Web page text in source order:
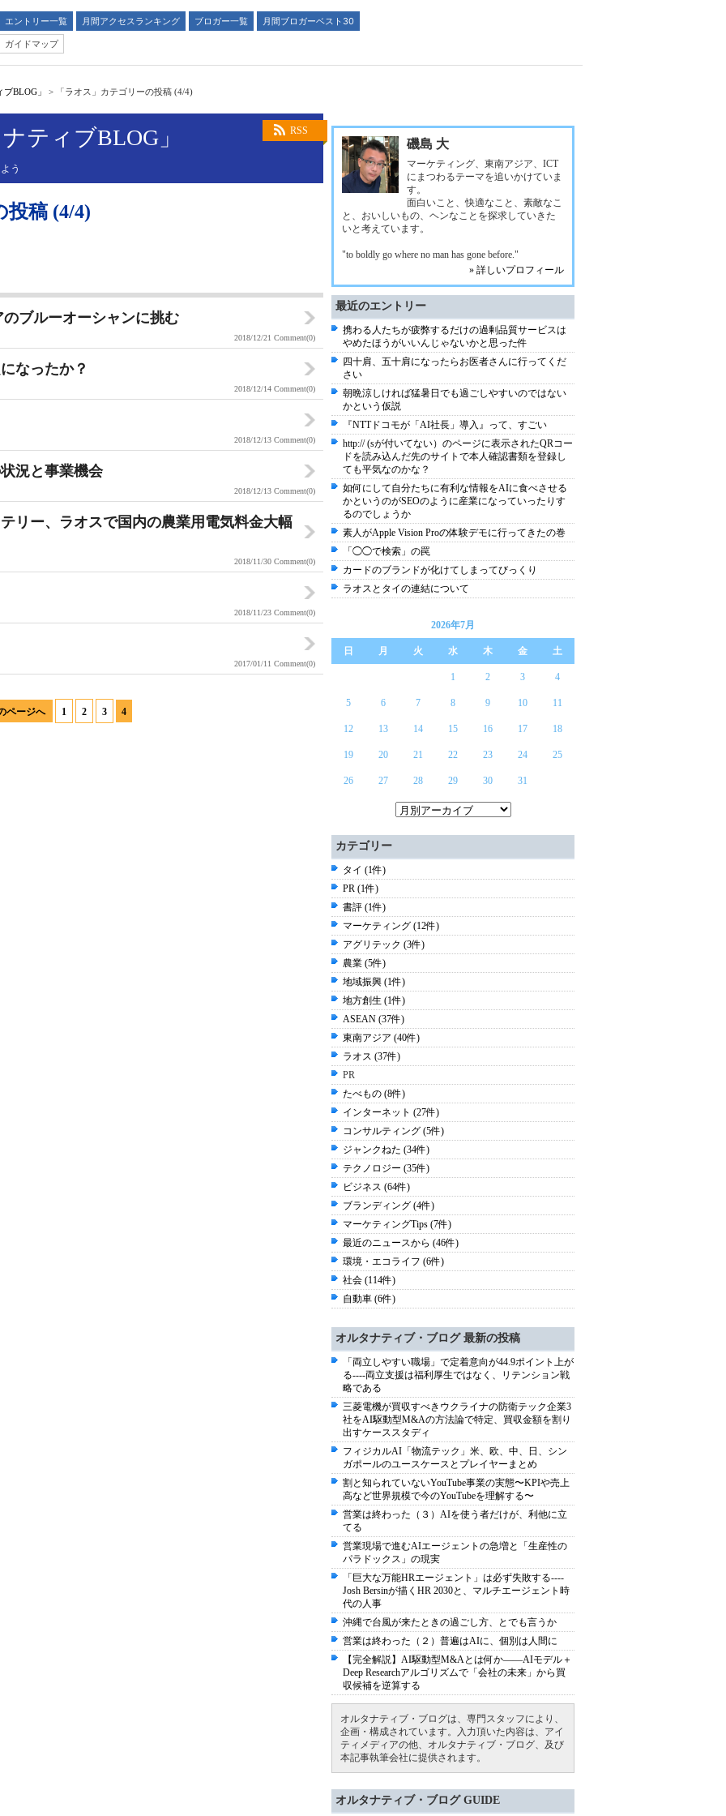
エントリー一覧 月間アクセスランキング ブロガー一覧
月間ブロガーベスト30
ガイドマップ
BLOG」 > 「ラオス」カテゴリーの投稿 (4/4)
RSS
ティブBLOG」
う
投稿 (4/4)
ブルーオーシャンに挑む
2018/12/21 Comment(0)
なったか？
2018/12/14 Comment(0)
2018/12/13 Comment(0)
況と事業機会
2018/12/13 Comment(0)
リー、ラオスで国内の農業用電気料金大幅
2018/11/30 Comment(0)
2018/11/23 Comment(0)
2017/01/11 Comment(0)
ページへ 1 2 3 4
磯島 大
マーケティング、東南アジア、ICT
にまつわるテーマを追いかけていま
す。
面白いこと、快適なこと、素敵なこ
と、おいしいもの、ヘンなことを探求していきた
いと考えています。
"to boldly go where no man has gone before."
» 詳しいプロフィール
最近のエントリー
携わる人たちが疲弊するだけの過剰品質サービスは
やめたほうがいいんじゃないかと思った件
四十肩、五十肩になったらお医者さんに行ってくだ
さい
朝晩涼しければ猛暑日でも過ごしやすいのではない
かという仮説
『NTTドコモが「AI社長」導入』って、すごい
http:// (sが付いてない）のページに表示されたQRコー
ドを読み込んだ先のサイトで本人確認書類を登録し
ても平気なのかな？
如何にして自分たちに有利な情報をAIに食べさせる
かというのがSEOのように産業になっていったりす
るのでしょうか
素人がApple Vision Proの体験デモに行ってきたの巻
「◯◯で検索」の罠
カードのブランドが化けてしまってびっくり
ラオスとタイの連結について
2026年7月
日 月 火 水 木 金 土
1 2 3 4
5 6 7 8 9 10 11
12 13 14 15 16 17 18
19 20 21 22 23 24 25
26 27 28 29 30 31
カテゴリー
タイ (1件)
PR (1件)
書評 (1件)
マーケティング (12件)
アグリテック (3件)
農業 (5件)
地域振興 (1件)
地方創生 (1件)
ASEAN (37件)
東南アジア (40件)
ラオス (37件)
PR
たべもの (8件)
インターネット (27件)
コンサルティング (5件)
ジャンクねた (34件)
テクノロジー (35件)
ビジネス (64件)
ブランディング (4件)
マーケティングTips (7件)
最近のニュースから (46件)
環境・エコライフ (6件)
社会 (114件)
自動車 (6件)
オルタナティブ・ブログ 最新の投稿
「両立しやすい職場」で定着意向が44.9ポイント上が
る----両立支援は福利厚生ではなく、リテンション戦
略である
三菱電機が買収すべきウクライナの防衛テック企業3
社をAI駆動型M&Aの方法論で特定、買収金額を割り
出すケーススタディ
フィジカルAI「物流テック」米、欧、中、日、シン
ガポールのユースケースとプレイヤーまとめ
割と知られていないYouTube事業の実態〜KPIや売上
高など世界規模で今のYouTubeを理解する〜
営業は終わった（３）AIを使う者だけが、利他に立
てる
営業現場で進むAIエージェントの急増と「生産性の
パラドックス」の現実
「巨大な万能HRエージェント」は必ず失敗する----
Josh Bersinが描くHR 2030と、マルチエージェント時
代の人事
沖縄で台風が来たときの過ごし方、とでも言うか
営業は終わった（２）普遍はAIに、個別は人間に
【完全解説】AI駆動型M&Aとは何か――AIモデル＋
Deep Researchアルゴリズムで「会社の未来」から買
収候補を逆算する
オルタナティブ・ブログは、専門スタッフにより、
企画・構成されています。入力頂いた内容は、アイ
ティメディアの他、オルタナティブ・ブログ、及び
本記事執筆会社に提供されます。
オルタナティブ・ブログ GUIDE